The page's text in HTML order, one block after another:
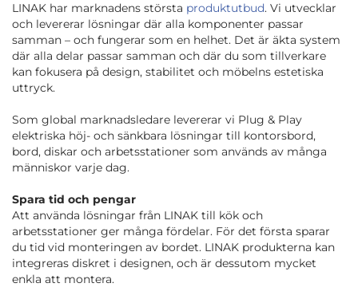
LINAK har marknadens största produktutbud. Vi utvecklar
och levererar lösningar där alla komponenter passar
samman – och fungerar som en helhet. Det är äkta system
där alla delar passar samman och där du som tillverkare
kan fokusera på design, stabilitet och möbelns estetiska
uttryck.
Som global marknadsledare levererar vi Plug & Play
elektriska höj- och sänkbara lösningar till kontorsbord,
bord, diskar och arbetsstationer som används av många
människor varje dag.
Spara tid och pengar
Att använda lösningar från LINAK till kök och
arbetsstationer ger många fördelar. För det första sparar
du tid vid monteringen av bordet. LINAK produkterna kan
integreras diskret i designen, och är dessutom mycket
enkla att montera.